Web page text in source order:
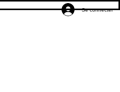
Se connecter